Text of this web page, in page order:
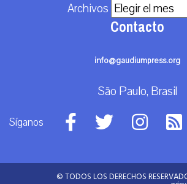
Archivos
Contacto
info@gaudiumpress.org
São Paulo, Brasil
Síganos
© TODOS LOS DERECHOS